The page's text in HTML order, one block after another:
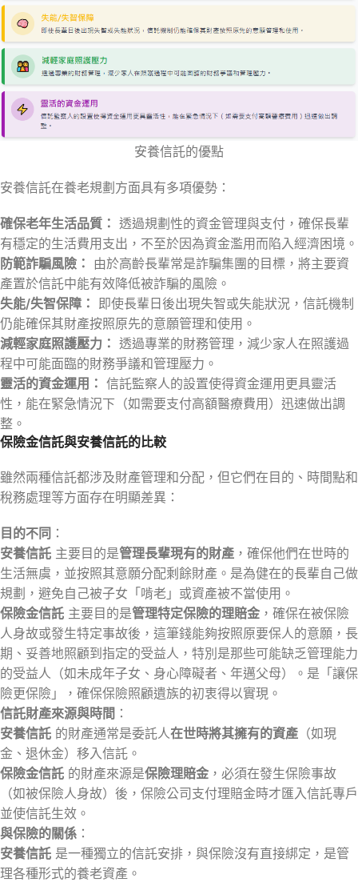
安養信託的優點
安養信託在養老規劃方面具有多項優勢：
確保老年生活品質： 透過規劃性的資金管理與支付，確保長輩
有穩定的生活費用支出，不至於因為資金濫用而陷入經濟困境。
防範詐騙風險： 由於高齡長輩常是詐騙集團的目標，將主要資
產置於信託中能有效降低被詐騙的風險。
失能/失智保障： 即使長輩日後出現失智或失能狀況，信託機制
仍能確保其財產按照原先的意願管理和使用。
減輕家庭照護壓力： 透過專業的財務管理，減少家人在照護過
程中可能面臨的財務爭議和管理壓力。
靈活的資金運用： 信託監察人的設置使得資金運用更具靈活
性，能在緊急情況下（如需要支付高額醫療費用）迅速做出調
整。
保險金信託與安養信託的比較
雖然兩種信託都涉及財產管理和分配，但它們在目的、時間點和
稅務處理等方面存在明顯差異：
目的不同 ：
安養信託 主要目的是管理長輩現有的財產 ，確保他們在世時的
生活無虞，並按照其意願分配剩餘財產。是為健在的長輩自己做
規劃，避免自己被子女「啃老」或資產被不當使用。
保險金信託 主要目的是管理特定保險的理賠金 ，確保在被保險
人身故或發生特定事故後，這筆錢能夠按照原要保人的意願，長
期、妥善地照顧到指定的受益人，特別是那些可能缺乏管理能力
的受益人（如未成年子女、身心障礙者、年邁父母）。是「讓保
險更保險」，確保保險照顧遺族的初衷得以實現。
信託財產來源與時間 ：
安養信託 的財產通常是委託人在世時將其擁有的資產 （如現
金、退休金）移入信託。
保險金信託 的財產來源是保險理賠金 ，必須在發生保險事故
（如被保險人身故）後，保險公司支付理賠金時才匯入信託專戶
並使信託生效。
與保險的關係 ：
安養信託 是一種獨立的信託安排，與保險沒有直接綁定，是管
理各種形式的養老資產。